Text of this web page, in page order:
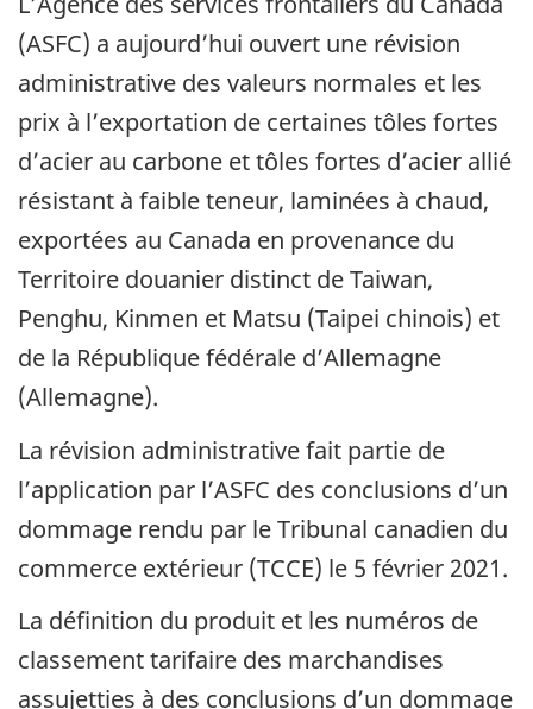
(ASFC) a aujourd’hui ouvert une révision
administrative des valeurs normales et les
prix à l’exportation de certaines tôles fortes
d’acier au carbone et tôles fortes d’acier allié
résistant à faible teneur, laminées à chaud,
exportées au Canada en provenance du
Territoire douanier distinct de Taiwan,
Penghu, Kinmen et Matsu (Taipei chinois) et
de la République fédérale d’Allemagne
(Allemagne).
La révision administrative fait partie de
l’application par l’ASFC des conclusions d’un
dommage rendu par le Tribunal canadien du
commerce extérieur (TCCE) le 5 février 2021.
La définition du produit et les numéros de
classement tarifaire des marchandises
assujetties à des conclusions d’un dommage